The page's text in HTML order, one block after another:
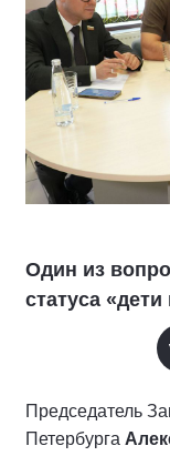
Один из
статуса
Председатель
Петербурга